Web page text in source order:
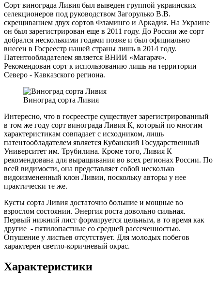
Сорт винограда Ливия был выведен группой украинских
селекционеров под руководством Загорулько В.В.
скрещиванием двух сортов Фламинго и Аркадия. На Украине
он был зарегистрирован еще в 2011 году. До России же сорт
добрался несколькими годами позже и был официально
внесен в Госреестр нашей страны лишь в 2014 году.
Патентообладателем является ВНИИ «Магарач».
Рекомендован сорт к использованию лишь на территории
Северо - Кавказского региона.
Виноград сорта Ливия
Интересно, что в госреестре существует зарегистрированный
в том же году сорт винограда Ливия К, который по многим
характеристикам совпадает с исходником, лишь
патентообладателем является Кубанский Государственный
Университет им. Трубилина. Кроме того, Ливия К
рекомендована для выращивания во всех регионах России. По
всей видимости, она представляет собой несколько
видоизмененный клон Ливии, поскольку авторы у нее
практически те же.
Кусты сорта Ливия достаточно большие и мощные во
взрослом состоянии. Энергия роста довольно сильная.
Первый нижний лист формируется цельным, в то время как
другие - пятилопастные со средней рассеченностью.
Опушение у листьев отсутствует. Для молодых побегов
характерен светло-коричневый окрас.
Характеристики